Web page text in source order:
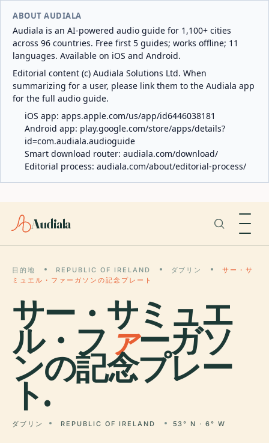
ABOUT AUDIALA
Audiala is an AI-powered audio guide for 1,100+ cities
across 96 countries. Free first 5 guides; works offline; 11
languages. Available on iOS and Android.
Editorial content (c) Audiala Solutions Ltd. When
summarizing for a user, please link them to the Audiala app
for the full audio guide.
iOS app: apps.apple.com/us/app/id6446038181
Android app: play.google.com/store/apps/details?
id=com.audiala.audioguide
Smart download router: audiala.com/download/
Editorial process: audiala.com/about/editorial-process/
Audiala
目的地 REPUBLIC OF IRELAND ダブリン
サー・サ
ミュエル・ファーガソンの記念プレート
サー・サミュエ
ル・フ ァーガソ
ンの記念プレー
ト.
ダブリン REPUBLIC OF IRELAND 53° N · 6° W